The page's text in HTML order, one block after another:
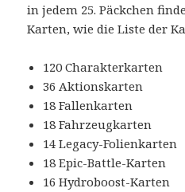
in jedem 25. Päckchen
Karten, wie die Liste der
120 Charakterkarten
36 Aktionskarten
18 Fallenkarten
18 Fahrzeugkarten
14 Legacy-Folienkarten
18 Epic-Battle-Karten
16 Hydroboost-Karten